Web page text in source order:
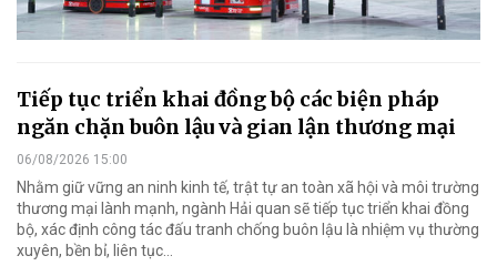
Tiếp tục triển khai đồng bộ các biện pháp
ngăn chặn buôn lậu và gian lận thương mại
06/08/2026 15:00
Nhằm giữ vững an ninh kinh tế, trật tự an toàn xã hội và môi trường
thương mại lành mạnh, ngành Hải quan sẽ tiếp tục triển khai đồng
bộ, xác định công tác đấu tranh chống buôn lậu là nhiệm vụ thường
xuyên, bền bỉ, liên tục…